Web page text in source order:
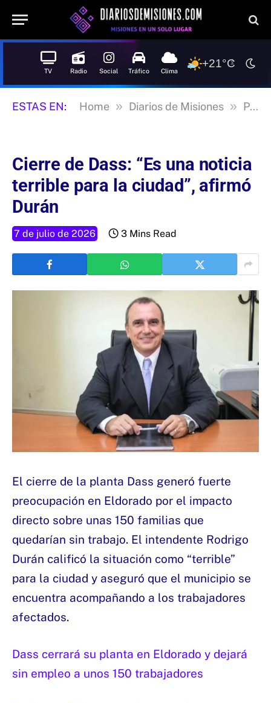
TV Radio Social Tráfico Clima
+21°C
ESTAS EN: Home » Diarios de Misiones » Posadas
Cierre de Dass: “Es una noticia
terrible para la ciudad”, afirmó
Durán
7 de julio de 2026 3 Mins Read
El cierre de la planta Dass generó fuerte
preocupación en Eldorado por el impacto
directo sobre unas 150 familias que
quedarían sin trabajo. El intendente Rodrigo
Durán calificó la situación como “terrible”
para la ciudad y aseguró que el municipio se
encuentra acompañando a los trabajadores
afectados.
Dass cerrará su planta en Eldorado y dejará
sin empleo a unos 150 trabajadores